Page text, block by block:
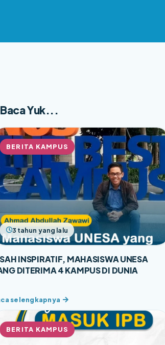
Baca Yuk...
BERITA KAMPUS
3 tahun yang lalu
INSPIRATIF, MAHASISWA UNESA
DITERIMA 4 KAMPUS DI DUNIA
BERITA KAMPUS